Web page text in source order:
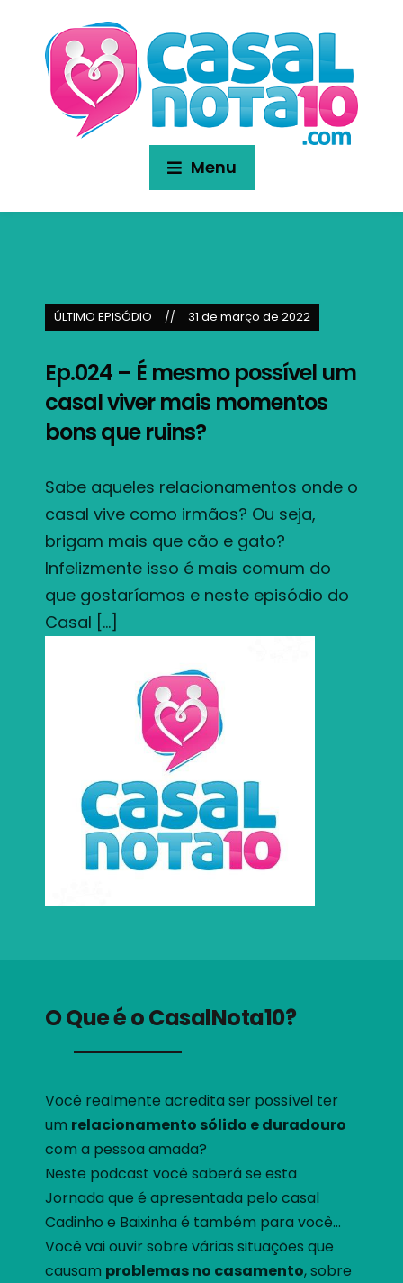
Menu
ÚLTIMO EPISÓDIO 31 de março de 2022
Ep.024 – É mesmo possível um
casal viver mais momentos
bons que ruins?
Sabe aqueles relacionamentos onde o
casal vive como irmãos? Ou seja,
brigam mais que cão e gato?
Infelizmente isso é mais comum do
que gostaríamos e neste episódio do
Casal […]
O Que é o CasalNota10?
Você realmente acredita ser possível ter
um relacionamento sólido e duradouro
com a pessoa amada?
Neste podcast você saberá se esta
Jornada que é apresentada pelo casal
Cadinho e Baixinha é também para você…
Você vai ouvir sobre várias situações que
causam problemas no casamento, sobre